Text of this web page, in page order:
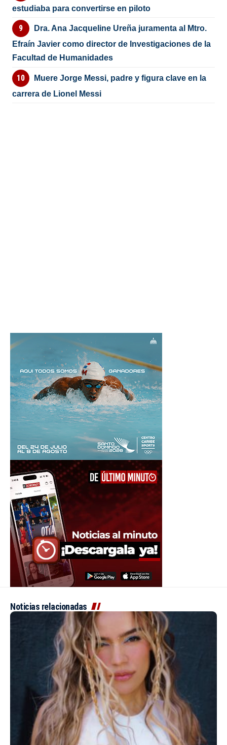
estudiaba para convertirse en piloto
Dra. Ana Jacqueline Ureña juramenta al Mtro.
Efraín Javier como director de Investigaciones de la
Facultad de Humanidades
Muere Jorge Messi, padre y figura clave en la
carrera de Lionel Messi
Noticias relacionadas